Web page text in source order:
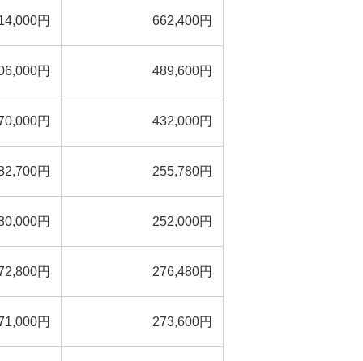
円 662,400円
円 489,600円
円 432,000円
円 255,780円
円 252,000円
円 276,480円
円 273,600円